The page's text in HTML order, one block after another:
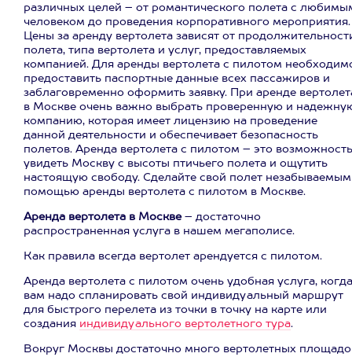
различных целей – от романтического полета с
человеком до проведения корпоративного мероприятия.
Цены за аренду вертолета зависят от
полета, типа вертолета и услуг, предоставляемых
компанией. Для аренды вертолета с пилотом
предоставить паспортные данные всех пассажиров и
заблаговременно оформить заявку. При аренде
в Москве очень важно выбрать проверенную и
компанию, которая имеет лицензию на проведение
данной деятельности и обеспечивает безопасность
полетов. Аренда вертолета с пилотом – это возможность
увидеть Москву с высоты птичьего полета и ощутить
настоящую свободу. Сделайте свой полет
помощью аренды вертолета с пилотом в Москве.
Аренда вертолета в Москве– достаточно
распространенная услуга в нашем мегаполисе.
Как правила всегда вертолет арендуется с пилотом.
Аренда вертолета с пилотом очень удобная услуга, когда
вам надо спланировать свой индивидуальный маршрут
для быстрого перелета из точки в точку на карте или
создания индивидуального вертолетного тура.
Вокруг Москвы достаточно много вертолетных